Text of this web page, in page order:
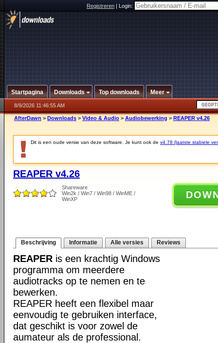
Registreren|Login:
Startpagina Downloads Top downloads Meer
8/9/2026 11:46:55 AM
AfterDawn > Downloads > Video & Audio > Audiobewerking > REAPER v4.26
Dit is een oude versie van deze software. Je kunt ook de v4.78 (laatste stabiele
REAPER v4.26
Shareware
Win2k / Win7 / Win98 / WinME /
WinXP
Beschrijving Informatie Alle versies Reviews
REAPER is een krachtig Windows
programma om meerdere
audiotracks op te nemen en te
bewerken.
REAPER heeft een flexibel maar
eenvoudig te gebruiken interface,
dat geschikt is voor zowel de
aumateur als de professional.